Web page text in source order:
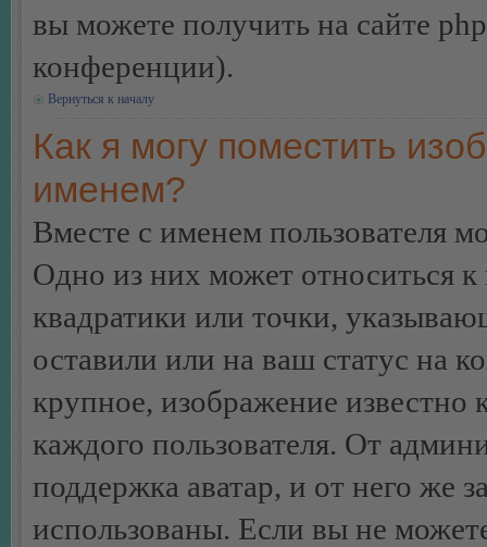
вы можете получить на сайте
конференции).
Вернуться к началу
Как я могу поместить
именем?
Вместе с именем пользователя
Одно из них может относиться
квадратики или точки,
оставили или на ваш статус на
крупное, изображение известно
каждого пользователя. От
поддержка аватар, и от него же
использованы. Если вы не